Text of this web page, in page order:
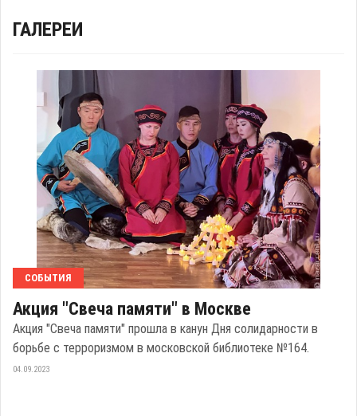
ГАЛЕРЕИ
СОБЫТИЯ
Акция "Свеча памяти" в Москве
Акция "Свеча памяти" прошла в канун Дня солидарности в
борьбе с терроризмом в московской библиотеке №164.
04.09.2023